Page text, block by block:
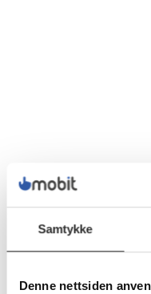
Samtykke
Denne nettsiden